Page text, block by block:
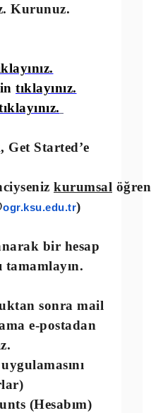
Kurunuz.
tıklayınız.
Get Started’e
kurumsal
ogr.ksu.edu.tr)
bir hesap
tamamlayın.
sonra mail
e-postadan
(Hesabım)